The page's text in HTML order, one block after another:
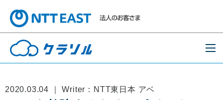
2020.03.04 ｜ Writer：NTT東日本 アベ